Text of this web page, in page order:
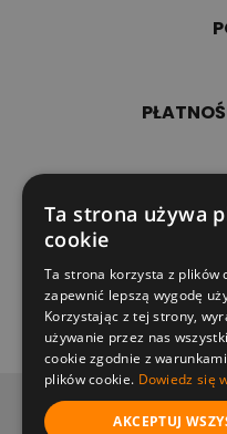
copyright (c) 2022
Ta strona używa
cookie
Ta strona korzysta z plików
zapewnić lepszą wygodę
Korzystając z tej strony,
używanie przez nas
cookie zgodnie z
plików cookie. Dowiedz się
AKCEPTUJ